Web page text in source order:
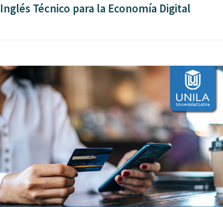
Inglés Técnico para la Economía Digital